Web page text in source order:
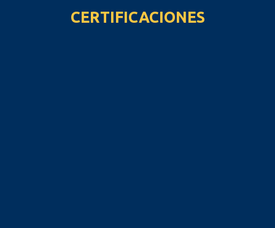
CERTIFICACIONES